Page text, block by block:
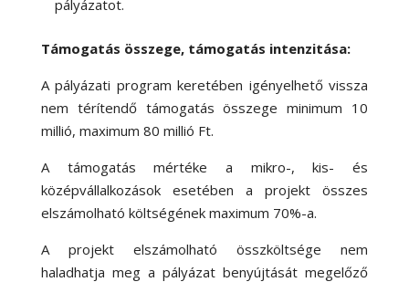
pályázatot.
Támogatás összege, támogatás intenzitása:
A pályázati program keretében igényelhető vissza
nem térítendő támogatás összege minimum 10
millió, maximum 80 millió Ft.
A támogatás mértéke a mikro-, kis- és
középvállalkozások esetében a projekt összes
elszámolható költségének maximum 70%-a.
A projekt elszámolható összköltsége nem
haladhatja meg a pályázat benyújtását megelőző